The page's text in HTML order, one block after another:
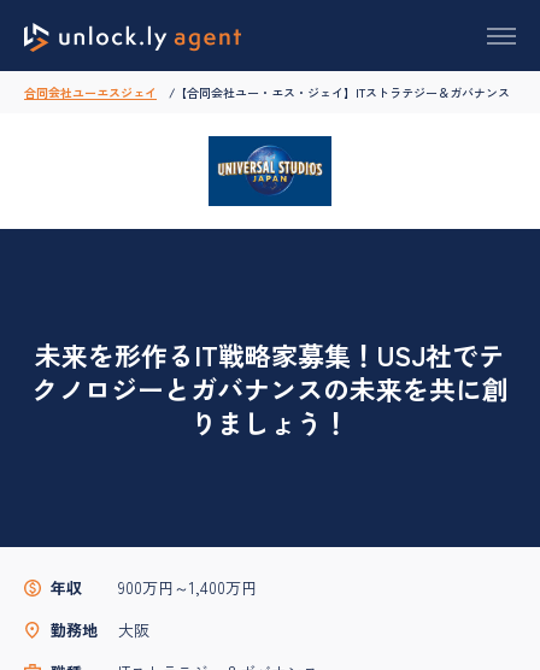
合同会社ユーエスジェイ 【合同会社ユー・エス・ジェイ】ITストラテジー＆ガバナンス
未来を形作るIT戦略家募集！USJ社でテ
クノロジーとガバナンスの未来を共に創
りましょう！
年収
900万円～1,400万円
勤務地
大阪